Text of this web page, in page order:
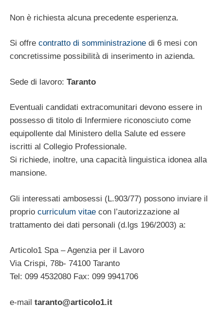
Non è richiesta alcuna precedente esperienza.
Si offre contratto di somministrazione di 6 mesi con
concretissime possibilità di inserimento in azienda.
Sede di lavoro: Taranto
Eventuali candidati extracomunitari devono essere in
possesso di titolo di Infermiere riconosciuto come
equipollente dal Ministero della Salute ed essere
iscritti al Collegio Professionale.
Si richiede, inoltre, una capacità linguistica idonea alla
mansione.
Gli interessati ambosessi (L.903/77) possono inviare il
proprio curriculum vitae con l’autorizzazione al
trattamento dei dati personali (d.lgs 196/2003) a:
Articolo1 Spa – Agenzia per il Lavoro
Via Crispi, 78b- 74100 Taranto
Tel: 099 4532080 Fax: 099 9941706
e-mail taranto@articolo1.it